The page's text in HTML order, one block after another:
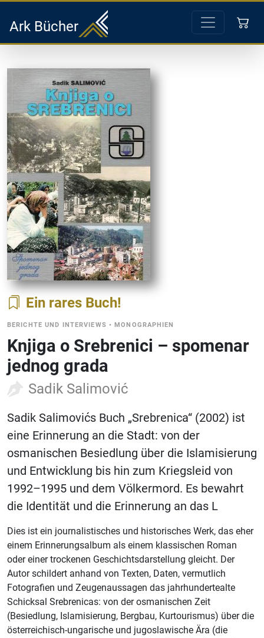
Ark Bücher
Ein rares Buch
BERICHTE UND INTERVIEWS •MONOGRAPHIEN
Knjiga o Srebrenici – spomenar
jednog grada
Sadik Salimović
Sadik Salimovićs Buch „Srebrenica“ (2002) ist
eine Erinnerung an die Stadt: von der
osmanischen Besiedlung über die Islamisierung
und Entwicklung bis hin zum Kriegsleid von
1992–1995 und dem Völkermord. Es bewahrt
die Identität und die Erinnerung an das L
Dies ist ein journalistisches und historisches Werk, das eher
einem Erinnerungsalbum als einem klassischen Roman
oder einer trockenen Geschichtsdarstellung gleicht. Der
Autor schildert anhand von Texten, Daten, vermutlich
Fotografien und Zeugenaussagen das jahrhundertealte
Schicksal Srebrenicas: von der osmanischen Zeit
(Besiedlung, Islamisierung, Bergbau, Kurtourismus) über die
österreichisch-ungarische und jugoslawische Ära (die